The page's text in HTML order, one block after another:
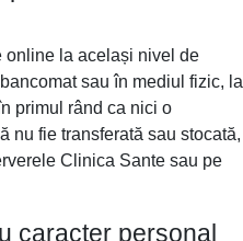
online la același nivel de
sau în mediul fizic, la
primul rând ca nici o
nu fie transferată sau stocată,
Clinica Sante sau pe
caracter personal